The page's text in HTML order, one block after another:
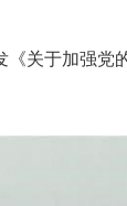
于加强党的